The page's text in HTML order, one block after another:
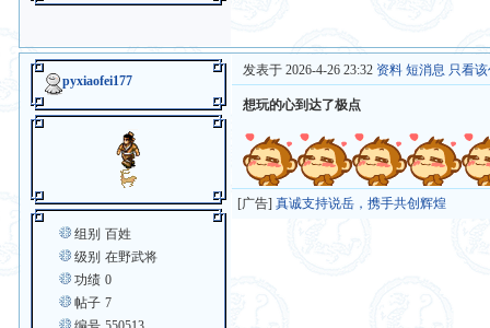
pyxiaofei177
组别 百姓
级别 在野武将
功绩 0
帖子 7
发表于 2026-4-26 23:32 资料 短消息 只看
想玩的心到达了极点
[广告]真诚支持说岳，携手共创辉煌